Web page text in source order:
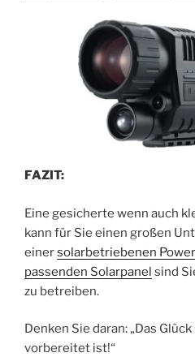
FAZIT:
Eine gesicherte wenn auch
kann für Sie einen großen
einersolarbetriebenen
passenden Solarpanel sind
zu betreiben.
Denken Sie daran: „Das
vorbereitet ist!“